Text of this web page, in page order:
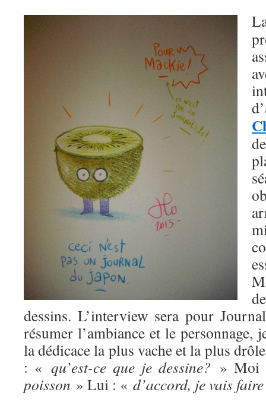
dessins. L’interview sera pour
résumer l’ambiance et le personnage,
la dédicace la plus vache et la plus
: « qu’est-ce que je dessine? »
poisson » Lui : « d’accord, je vais